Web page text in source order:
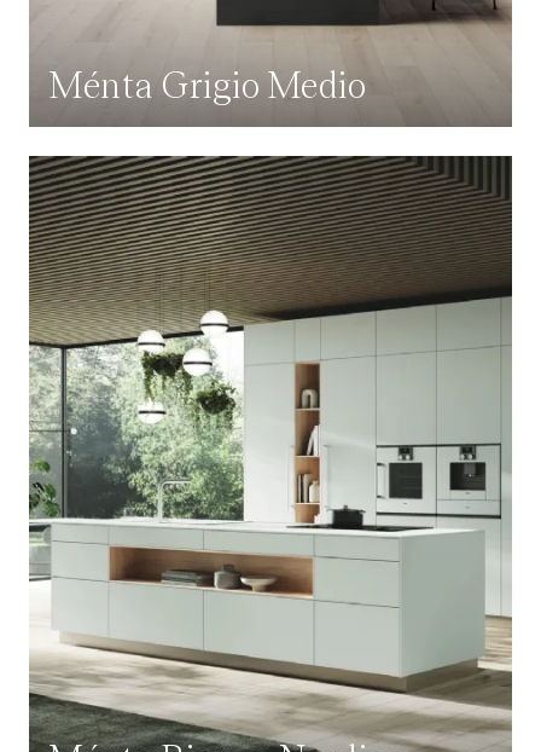
Ménta Grigio Medio